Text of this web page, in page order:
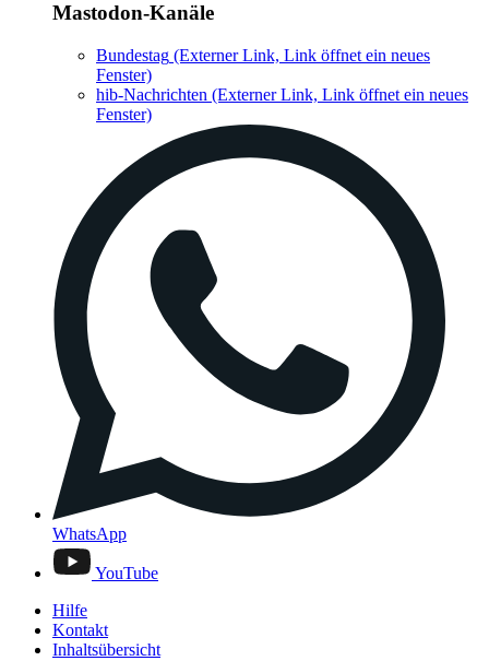
Mastodon-Kanäle
Bundestag (Externer Link, Link öffnet ein neues
Fenster)
hib-Nachrichten (Externer Link, Link öffnet ein neues
Fenster)
WhatsApp
YouTube
Hilfe
Kontakt
Inhaltsübersicht